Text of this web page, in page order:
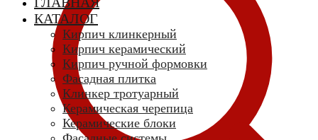
КАТАЛОГ
Кирпич клинкерный
Кирпич керамический
Кирпич ручной формовки
Фасадная плитка
Клинкер тротуарный
Керамическая черепица
Керамические блоки